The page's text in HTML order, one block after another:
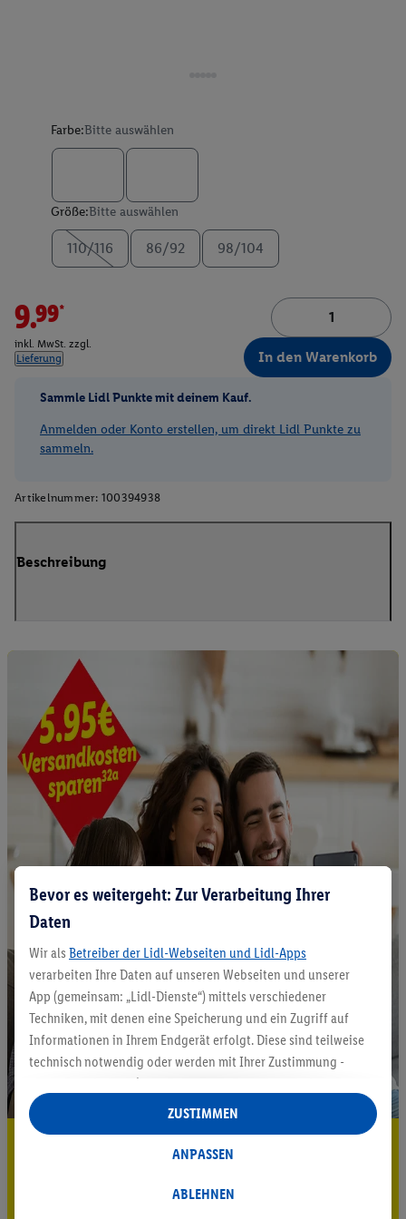
Farbe:Bitte auswählen
Größe:Bitte auswählen
110/116 86/92 98/104
9.99*
inkl. MwSt. zzgl.
Lieferung
In den Warenkorb
Sammle Lidl Punkte mit deinem Kauf.
Anmelden oder Konto erstellen, um direkt Lidl Punkte zu
sammeln.
Artikelnummer: 100394938
Beschreibung
5.95 € Versand sparen³²ᵃ
Bevor es weitergeht: Zur Verarbeitung Ihrer
Daten
Wir als Betreiber der Lidl-Webseiten und Lidl-Apps
verarbeiten Ihre Daten auf unseren Webseiten und unserer
App (gemeinsam: „Lidl-Dienste“) mittels verschiedener
Techniken, mit denen eine Speicherung und ein Zugriff auf
Informationen in Ihrem Endgerät erfolgt. Diese sind teilweise
technisch notwendig oder werden mit Ihrer Zustimmung -
auch durch Partner (u.a.
Verantwortliche; im Zusammenhang mit dem IAB TCF
insgesamt
Statistik-Erstellung oder für personalisierte Werbung
Datenverarbeitungen für personalisierte Werbung werden
ABLEHNEN
ANPASSEN
ZUSTIMMEN